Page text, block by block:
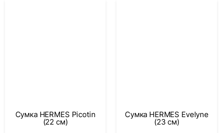
Сумка HERMES Picotin
(22 cм)
Сумка HERMES Evelyne
(23 см)